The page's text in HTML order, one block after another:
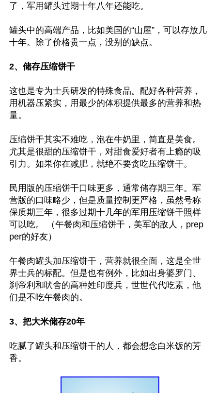
了，军用罐头过期十年八年还能吃。
罐头中的高端产品，比如美国的“山屋”，可以存放几
十年。除了价格贵一点，没别的缺点。
2、储存压缩饼干
这也是专为士兵研发的特殊食品。配好各种营养，
用机器压紧实，用最少的体积提供最多的营养和热
量。
压缩饼干其实不难吃，泡在牛奶里，简直是美食。
尤其是很甜的压缩饼干，对甜食爱好者有上瘾的吸
引力。如果你在减肥，就绝不要贪吃压缩饼干。
民用版的压缩饼干口味更多，通常储存期三年。军
营版的口味略少，但是质量控制更严格，虽然号称
保质期三年，很多过期十几年的军用压缩饼干照样
可以吃。 （午餐肉和压缩饼干，美军的敌人，prep
per的好友）
午餐肉罐头加压缩饼干，营养就很全面，这是全世
界士兵的标配。但是也有例外，比如出身婆罗门、
刹帝利和吠舍的高种姓印度兵，世世代代吃素，他
们是不吃午餐肉的。
3、把大米储存20年
吃腻了罐头和压缩饼干的人，都会想念白米饭的芳
香。